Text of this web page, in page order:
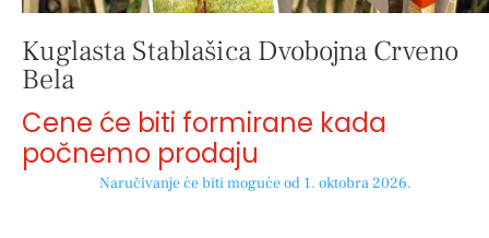
Kuglasta Stablašica Dvobojna Crveno
Bela
Cene će biti formirane kada
počnemo prodaju
Naručivanje će biti moguće od 1. oktobra 2026.